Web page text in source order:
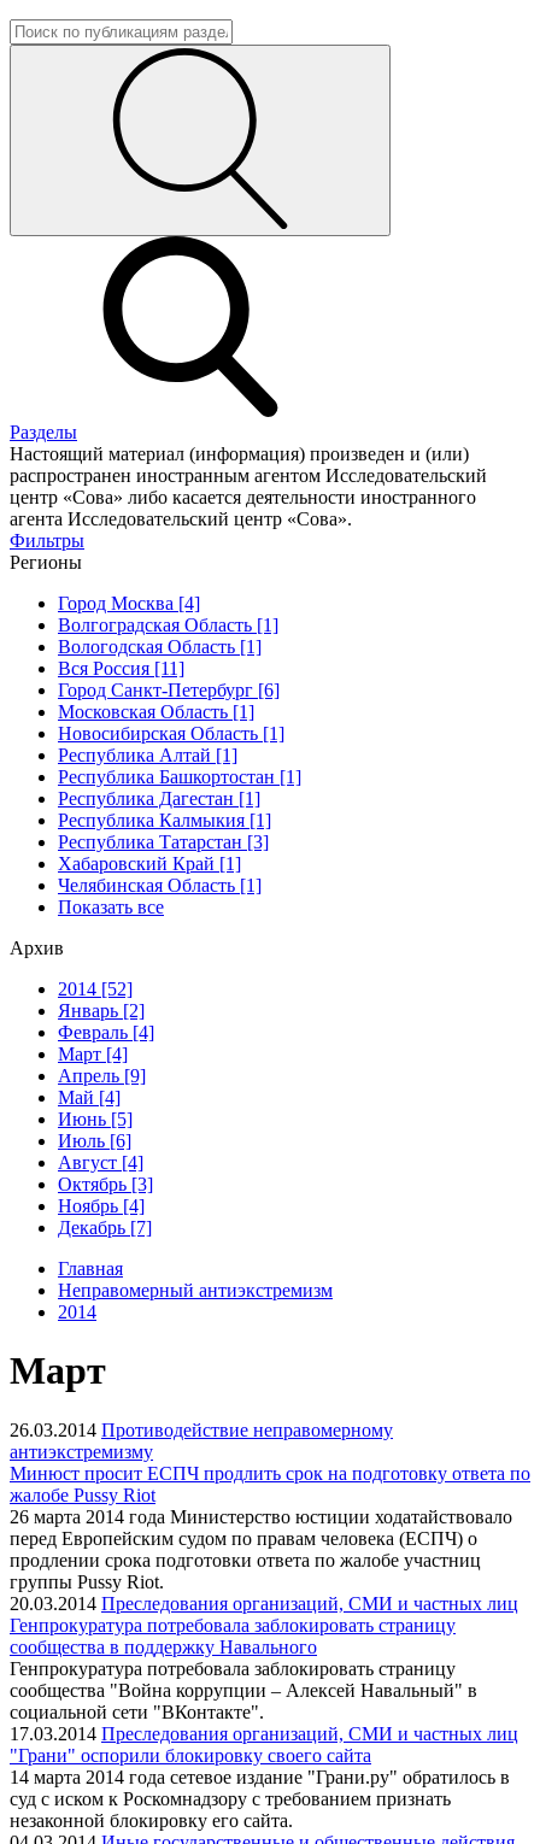
Разделы
Настоящий материал (информация) произведен и (или)
распространен иностранным агентом Исследовательский
центр «Сова» либо касается деятельности иностранного
агента Исследовательский центр «Сова».
Фильтры
Регионы
Город Москва [4]
Волгоградская Область [1]
Вологодская Область [1]
Вся Россия [11]
Город Санкт-Петербург [6]
Московская Область [1]
Новосибирская Область [1]
Республика Алтай [1]
Республика Башкортостан [1]
Республика Дагестан [1]
Республика Калмыкия [1]
Республика Татарстан [3]
Хабаровский Край [1]
Челябинская Область [1]
Показать все
Архив
2014 [52]
Январь [2]
Февраль [4]
Март [4]
Апрель [9]
Май [4]
Июнь [5]
Июль [6]
Август [4]
Октябрь [3]
Ноябрь [4]
Декабрь [7]
Главная
Неправомерный антиэкстремизм
2014
Март
26.03.2014 Противодействие неправомерному
антиэкстремизму
Минюст просит ЕСПЧ продлить срок на подготовку ответа по
жалобе Pussy Riot
26 марта 2014 года Министерство юстиции ходатайствовало
перед Европейским судом по правам человека (ЕСПЧ) о
продлении срока подготовки ответа по жалобе участниц
группы Pussy Riot.
20.03.2014 Преследования организаций, СМИ и частных лиц
Генпрокуратура потребовала заблокировать страницу
сообщества в поддержку Навального
Генпрокуратура потребовала заблокировать страницу
сообщества "Война коррупции – Алексей Навальный" в
социальной сети "ВКонтакте".
17.03.2014 Преследования организаций, СМИ и частных лиц
"Грани" оспорили блокировку своего сайта
14 марта 2014 года сетевое издание "Грани.ру" обратилось в
суд с иском к Роскомнадзору с требованием признать
незаконной блокировку его сайта.